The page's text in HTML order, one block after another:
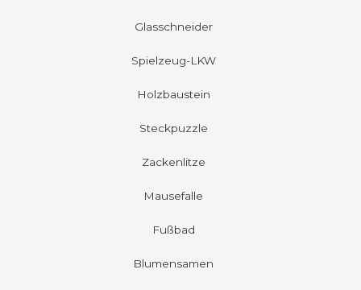
Glasschneider
Spielzeug-LKW
Holzbaustein
Steckpuzzle
Zackenlitze
Mausefalle
Fußbad
Blumensamen